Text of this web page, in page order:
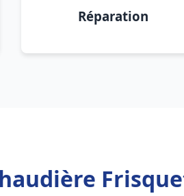
Réparation